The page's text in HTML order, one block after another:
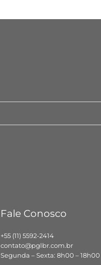
Fale Conosco
+55 (11) 5592-2414
contato@pglbr.com.br
Segunda – Sexta: 8h00 – 18h00